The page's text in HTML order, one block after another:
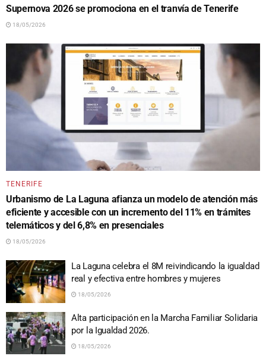
Supernova 2026 se promociona en el tranvía de Tenerife
18/05/2026
TENERIFE
Urbanismo de La Laguna afianza un modelo de atención más
eficiente y accesible con un incremento del 11% en trámites
telemáticos y del 6,8% en presenciales
18/05/2026
La Laguna celebra el 8M reivindicando la igualdad
real y efectiva entre hombres y mujeres
18/05/2026
Alta participación en la Marcha Familiar Solidaria
por la Igualdad 2026.
18/05/2026